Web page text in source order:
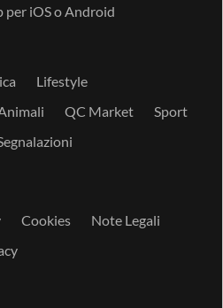
per iOSoAndroid
Lifestyle
QC Market
Sport
Cookies
Note Legali